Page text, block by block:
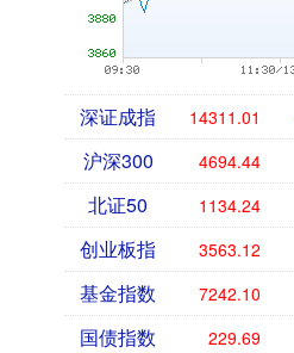
深证成指 14311.01
沪深300 4694.44
北证50 1134.24
创业板指 3563.12
基金指数 7242.10
国债指数 229.69